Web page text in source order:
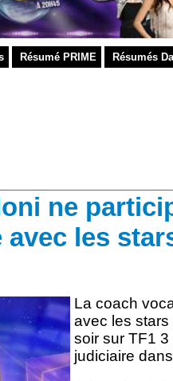
Résumé PRIME Résumés
ne
avec les
La coach
avec les
soir sur TF1
judiciaire